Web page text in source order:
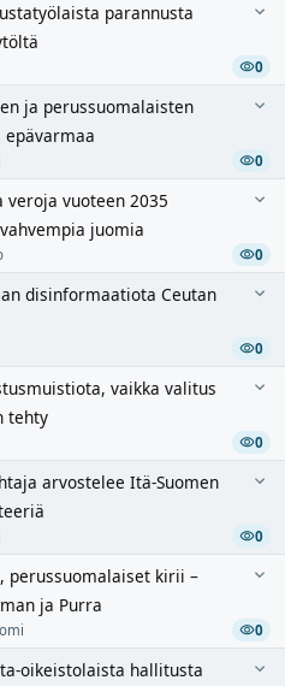
parannusta
0
ja perussuomalaisten
epävarmaa
0
vuoteen 2035
juomia
0
disinformaatiota Ceutan
0
vaikka valitus
tehty
0
arvostelee Itä-Suomen
0
perussuomalaiset kirii –
ja Purra
0
oikeistolaista hallitusta